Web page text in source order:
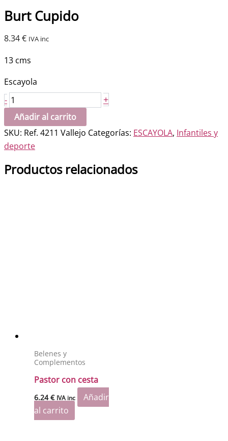
Burt Cupido
8.34€ IVA inc
13 cms
Escayola
- Burt
Cupido
cantidad
+
Añadir al carrito
SKU: Ref. 4211 Vallejo Categorías: ESCAYOLA, Infantiles y
deporte
Productos relacionados
Belenes y
Complementos
Pastor con cesta
6.24€ IVA inc
Añadir
al carrito